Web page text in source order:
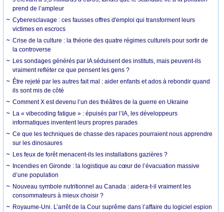
prend de l’ampleur
Cyberesclavage : ces fausses offres d'emploi qui transforment leurs
victimes en escrocs
Crise de la culture : la théorie des quatre régimes culturels pour sortir de
la controverse
Les sondages générés par IA séduisent des instituts, mais peuvent-ils
vraiment refléter ce que pensent les gens ?
Être rejeté par les autres fait mal : aider enfants et ados à rebondir quand
ils sont mis de côté
Comment X est devenu l’un des théâtres de la guerre en Ukraine
La « vibecoding fatigue » : épuisés par l’IA, les développeurs
informatiques inventent leurs propres parades
Ce que les techniques de chasse des rapaces pourraient nous apprendre
sur les dinosaures
Les feux de forêt menacent-ils les installations gazières ?
Incendies en Gironde : la logistique au cœur de l’évacuation massive
d’une population
Nouveau symbole nutritionnel au Canada : aidera-t-il vraiment les
consommateurs à mieux choisir ?
Royaume-Uni. L’arrêt de la Cour suprême dans l’affaire du logiciel espion